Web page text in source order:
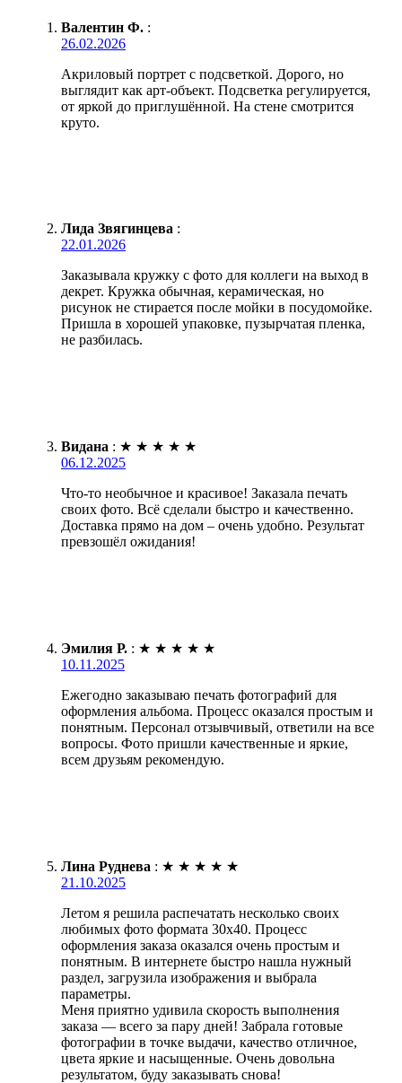
Валентин Ф. :
26.02.2026
Акриловый портрет с подсветкой. Дорого, но
выглядит как арт-объект. Подсветка регулируется,
от яркой до приглушённой. На стене смотрится
круто.
Лида Звягинцева :
22.01.2026
Заказывала кружку с фото для коллеги на выход в
декрет. Кружка обычная, керамическая, но
рисунок не стирается после мойки в посудомойке.
Пришла в хорошей упаковке, пузырчатая пленка,
не разбилась.
Видана : ★ ★ ★ ★ ★
06.12.2025
Что-то необычное и красивое! Заказала печать
своих фото. Всё сделали быстро и качественно.
Доставка прямо на дом – очень удобно. Результат
превзошёл ожидания!
Эмилия Р. : ★ ★ ★ ★ ★
10.11.2025
Ежегодно заказываю печать фотографий для
оформления альбома. Процесс оказался простым и
понятным. Персонал отзывчивый, ответили на все
вопросы. Фото пришли качественные и яркие,
всем друзьям рекомендую.
Лина Руднева : ★ ★ ★ ★ ★
21.10.2025
Летом я решила распечатать несколько своих
любимых фото формата 30х40. Процесс
оформления заказа оказался очень простым и
понятным. В интернете быстро нашла нужный
раздел, загрузила изображения и выбрала
параметры.
Меня приятно удивила скорость выполнения
заказа — всего за пару дней! Забрала готовые
фотографии в точке выдачи, качество отличное,
цвета яркие и насыщенные. Очень довольна
результатом, буду заказывать снова!